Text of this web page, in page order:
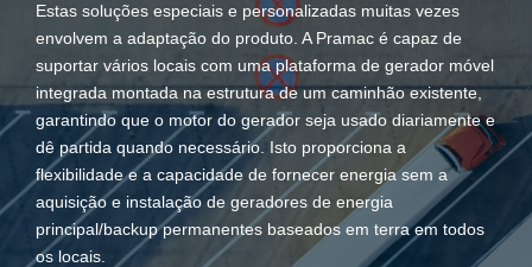
Estas soluções especiais e personalizadas muitas vezes
envolvem a adaptação do produto. A Pramac é capaz de
suportar vários locais com uma plataforma de gerador móvel
integrada montada na estrutura de um caminhão existente,
garantindo que o motor do gerador seja usado diariamente e
dê partida quando necessário. Isto proporciona a
flexibilidade e a capacidade de fornecer energia sem a
aquisição e instalação de geradores de energia
principal/backup permanentes baseados em terra em todos
os locais.